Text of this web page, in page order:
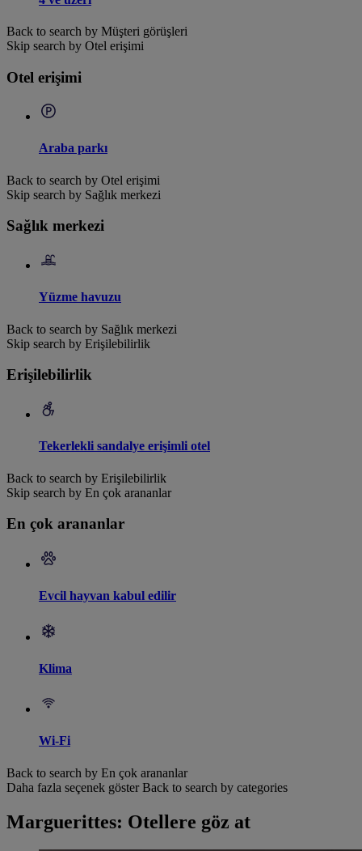
Back to search by Müşteri görüşleri
Skip search by Otel erişimi
Otel erişimi
Araba parkı
Back to search by Otel erişimi
Skip search by Sağlık merkezi
Sağlık merkezi
Yüzme havuzu
Back to search by Sağlık merkezi
Skip search by Erişilebilirlik
Erişilebilirlik
Tekerlekli sandalye erişimli otel
Back to search by Erişilebilirlik
Skip search by En çok arananlar
En çok arananlar
Evcil hayvan kabul edilir
Klima
Wi-Fi
Back to search by En çok arananlar
Daha fazla seçenek göster Back to search by categories
Marguerittes: Otellere göz at